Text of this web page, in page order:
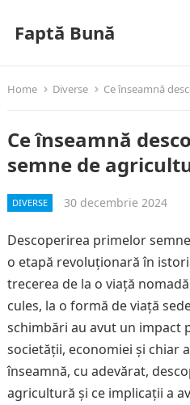
Faptă Bună
Home Diverse Ce înseamnă
Ce înseamnă
semne de
DIVERSE 30 decembrie 2024
Descoperirea primelor
o etapă revoluționară în
trecerea de la o viață
cules, la o formă de viață
schimbări au avut un
societății, economiei și chiar
înseamnă, cu adevărat,
agricultură și ce implicații a